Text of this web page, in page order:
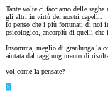
Tante volte ci facciamo delle
gli altri in virtù dei nostri capelli.
Io penso che i più fortunati di noi
psicologico, ancorpiù di quelli che
Insomma, meglio di granlunga la
aiutata dal raggiungimento di
voi come la pensate?
X